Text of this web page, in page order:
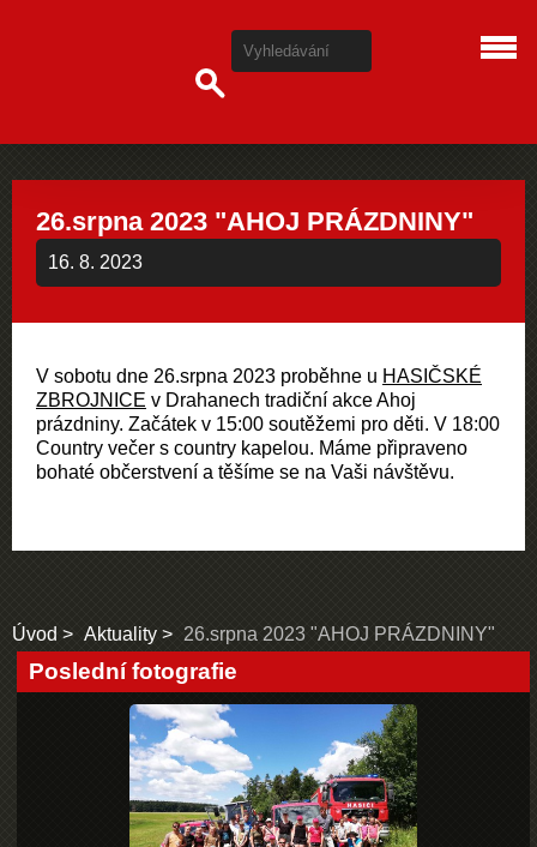
26.srpna 2023 "AHOJ PRÁZDNINY"
16. 8. 2023
V sobotu dne 26.srpna 2023 proběhne u HASIČSKÉ
ZBROJNICE v Drahanech tradiční akce Ahoj
prázdniny. Začátek v 15:00 soutěžemi pro děti. V 18:00
Country večer s country kapelou. Máme připraveno
bohaté občerstvení a těšíme se na Vaši návštěvu.
Úvod Aktuality 26.srpna 2023 "AHOJ PRÁZDNINY"
Poslední fotografie